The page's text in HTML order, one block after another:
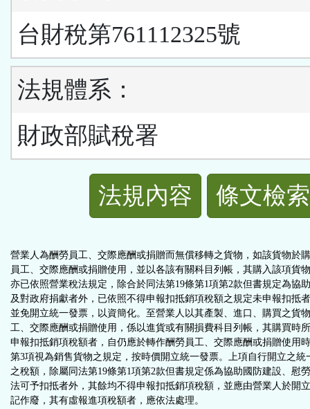
台財稅第761112325號
法規體系：
財政部賦稅署
功
能
按
鈕
區
法規內容 條文檢索
營業人為酬勞員工、交際應酬或捐贈而無償移轉之貨物，如該貨物於
員工、交際應酬或捐贈使用，並以各該有關科目列帳，其購入該項貨
亦已依照營業稅法規定，除合於同法第19條第1項第2款但書規定為協
及對政府捐獻者外，已依照不得申報扣抵銷項稅額之規定未申報扣抵
並免開立統一發票，以資簡化。至營業人以其產製、進口、購買之貨
工、交際應酬或捐贈使用，係以進貨或有關損費科目列帳，其購買時
申報扣抵銷項稅額者，自仍應於轉作酬勞員工、交際應酬或捐贈使用
第3項視為銷售貨物之規定，按時價開立統一發票。上項自行開立之統
之稅額，除屬同法第19條第1項第2款但書規定係為協助國防建設、慰
法可予扣抵者外，其餘均不得申報扣抵銷項稅額，並應由營業人於開
記作廢，其有虛報進項稅額者，應依法處理。